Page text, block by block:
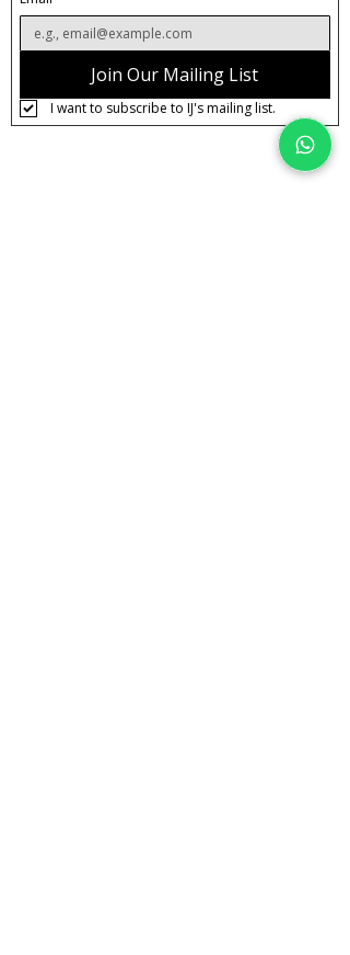
Join Our Mailing List
I want to subscribe to IJ's mailing list.